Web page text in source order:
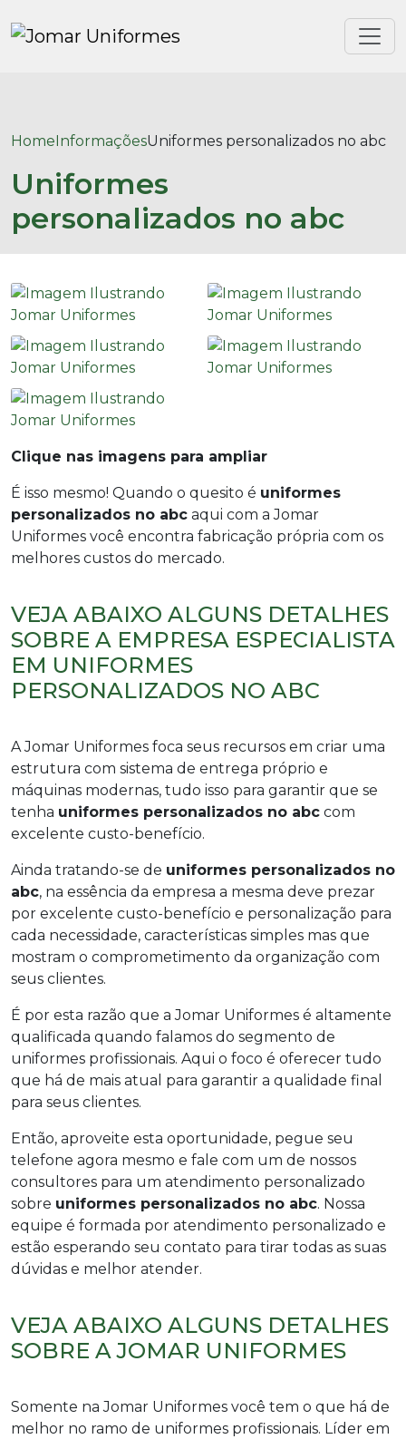
HomeInformaçõesUniformes personalizados no abc
Uniformes
personalizados no abc
Clique nas imagens para ampliar
É isso mesmo! Quando o quesito é uniformes
personalizados no abc aqui com a Jomar
Uniformes você encontra fabricação própria com os
melhores custos do mercado.
VEJA ABAIXO ALGUNS DETALHES
SOBRE A EMPRESA ESPECIALISTA
EM UNIFORMES
PERSONALIZADOS NO ABC
A Jomar Uniformes foca seus recursos em criar uma
estrutura com sistema de entrega próprio e
máquinas modernas, tudo isso para garantir que se
tenha uniformes personalizados no abc com
excelente custo-benefício.
Ainda tratando-se de uniformes personalizados no
abc, na essência da empresa a mesma deve prezar
por excelente custo-benefício e personalização para
cada necessidade, características simples mas que
mostram o comprometimento da organização com
seus clientes.
É por esta razão que a Jomar Uniformes é altamente
qualificada quando falamos do segmento de
uniformes profissionais. Aqui o foco é oferecer tudo
que há de mais atual para garantir a qualidade final
para seus clientes.
Então, aproveite esta oportunidade, pegue seu
telefone agora mesmo e fale com um de nossos
consultores para um atendimento personalizado
sobre uniformes personalizados no abc. Nossa
equipe é formada por atendimento personalizado e
estão esperando seu contato para tirar todas as suas
dúvidas e melhor atender.
VEJA ABAIXO ALGUNS DETALHES
SOBRE A JOMAR UNIFORMES
Somente na Jomar Uniformes você tem o que há de
melhor no ramo de uniformes profissionais. Líder em